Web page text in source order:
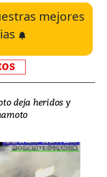
mejores
deja heridos y